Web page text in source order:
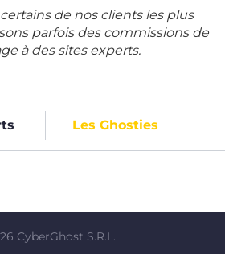
de nos clients les plus
parfois des commissions de
à des sites experts.
Les Ghosties
CyberGhost S.R.L.